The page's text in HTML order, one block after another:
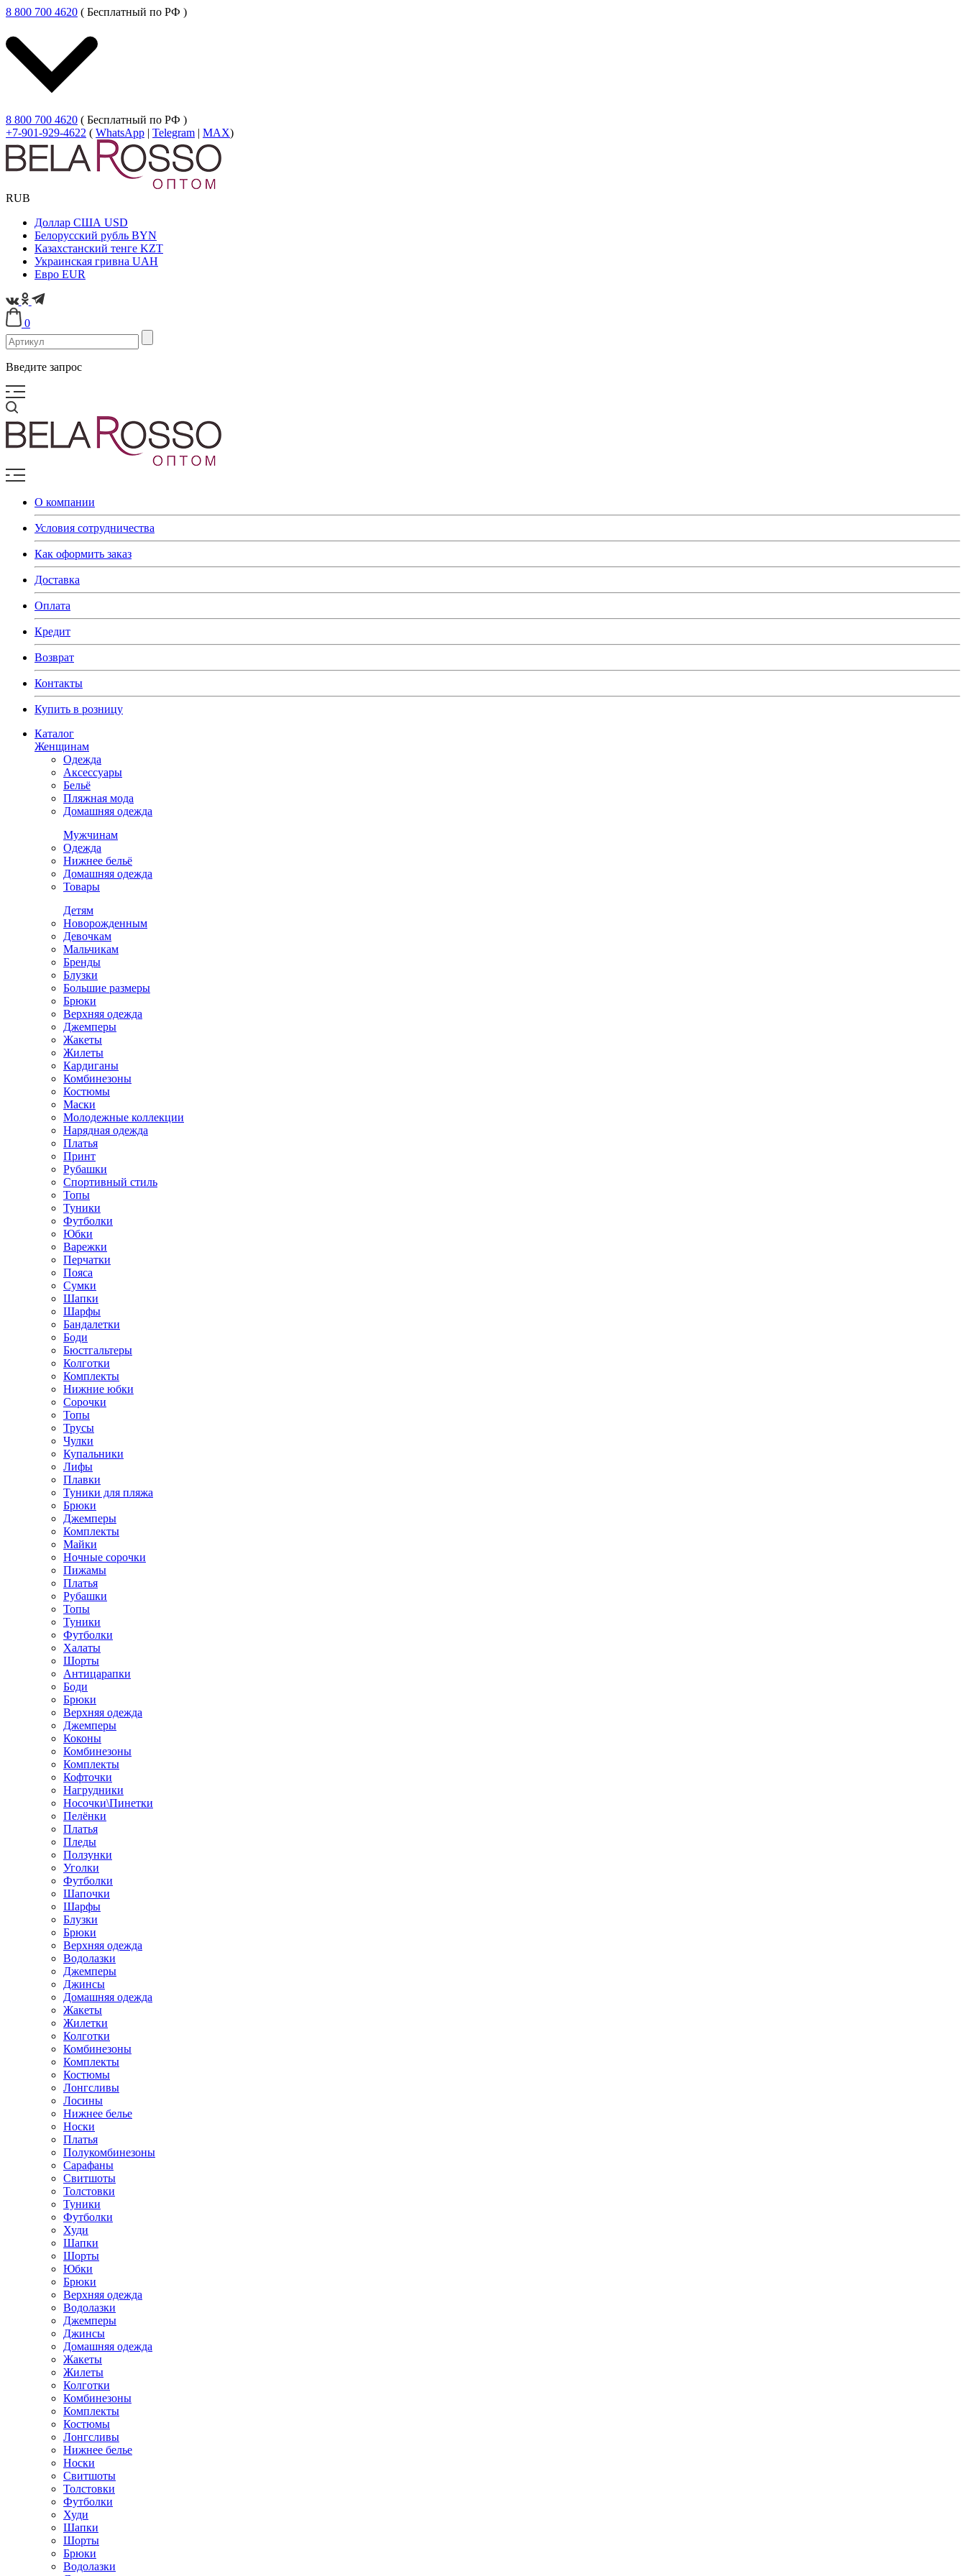
8 800 700 4620 ( Бесплатный по РФ )
8 800 700 4620 ( Бесплатный по РФ )
+7-901-929-4622 ( WhatsApp | Telegram | MAX)
RUB
Доллар США USD
Белорусский рубль BYN
Казахстанский тенге KZT
Украинская гривна UAH
Евро EUR
0
Введите запрос
О компании
Условия сотрудничества
Как оформить заказ
Доставка
Оплата
Кредит
Возврат
Контакты
Купить в розницу
Каталог
Женщинам
Одежда
Аксессуары
Бельё
Пляжная мода
Домашняя одежда
Мужчинам
Одежда
Нижнее бельё
Домашняя одежда
Товары
Детям
Новорожденным
Девочкам
Мальчикам
Бренды
Блузки
Большие размеры
Брюки
Верхняя одежда
Джемперы
Жакеты
Жилеты
Кардиганы
Комбинезоны
Костюмы
Маски
Молодежные коллекции
Нарядная одежда
Платья
Принт
Рубашки
Спортивный стиль
Топы
Туники
Футболки
Юбки
Варежки
Перчатки
Пояса
Сумки
Шапки
Шарфы
Бандалетки
Боди
Бюстгальтеры
Колготки
Комплекты
Нижние юбки
Сорочки
Топы
Трусы
Чулки
Купальники
Лифы
Плавки
Туники для пляжа
Брюки
Джемперы
Комплекты
Майки
Ночные сорочки
Пижамы
Платья
Рубашки
Топы
Туники
Футболки
Халаты
Шорты
Антицарапки
Боди
Брюки
Верхняя одежда
Джемперы
Коконы
Комбинезоны
Комплекты
Кофточки
Нагрудники
Носочки\Пинетки
Пелёнки
Платья
Пледы
Ползунки
Уголки
Футболки
Шапочки
Шарфы
Блузки
Брюки
Верхняя одежда
Водолазки
Джемперы
Джинсы
Домашняя одежда
Жакеты
Жилетки
Колготки
Комбинезоны
Комплекты
Костюмы
Лонгсливы
Лосины
Нижнее белье
Носки
Платья
Полукомбинезоны
Сарафаны
Свитшоты
Толстовки
Туники
Футболки
Худи
Шапки
Шорты
Юбки
Брюки
Верхняя одежда
Водолазки
Джемперы
Джинсы
Домашняя одежда
Жакеты
Жилеты
Колготки
Комбинезоны
Комплекты
Костюмы
Лонгсливы
Нижнее белье
Носки
Свитшоты
Толстовки
Футболки
Худи
Шапки
Шорты
Брюки
Водолазки